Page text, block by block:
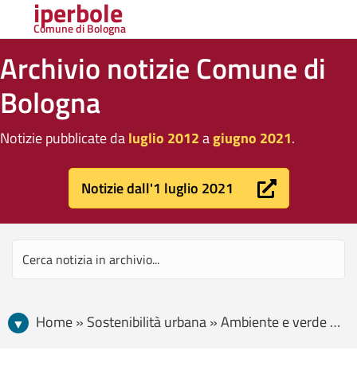
iperbole
Comune di Bologna
Archivio notizie Comune di
Bologna
Notizie pubblicate daluglio 2012agiugno 2021.
Notizie dall'1 luglio 2021
Home » Sostenibilità urbana » Ambiente e verde » Il PaRcoscenico dell’acqua, un nuovo arredo urbano per Villa Angeletti